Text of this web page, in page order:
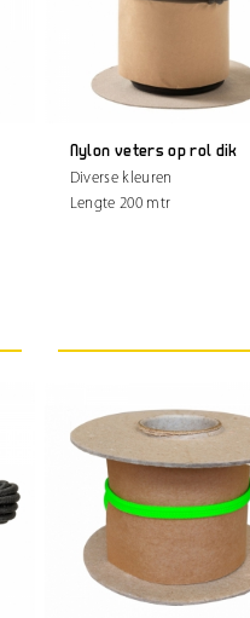
Nylon veters op rol dik
Diverse kleuren
Lengte 200 mtr